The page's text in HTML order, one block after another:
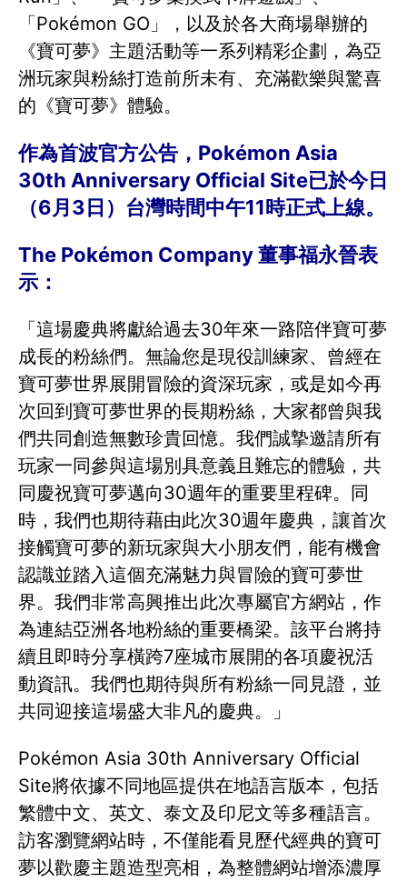
「Pokémon GO」，以及於各大商場舉辦的
《寶可夢》主題活動等一系列精彩企劃，為亞
洲玩家與粉絲打造前所未有、充滿歡樂與驚喜
的《寶可夢》體驗。
作為首波官方公告，Pokémon Asia
30th Anniversary Official Site已於今日
（6月3日）台灣時間中午11時正式上線。
The Pokémon Company 董事福永晉表
示：
「這場慶典將獻給過去30年來一路陪伴寶可夢
成長的粉絲們。無論您是現役訓練家、曾經在
寶可夢世界展開冒險的資深玩家，或是如今再
次回到寶可夢世界的長期粉絲，大家都曾與我
們共同創造無數珍貴回憶。我們誠摯邀請所有
玩家一同參與這場別具意義且難忘的體驗，共
同慶祝寶可夢邁向30週年的重要里程碑。同
時，我們也期待藉由此次30週年慶典，讓首次
接觸寶可夢的新玩家與大小朋友們，能有機會
認識並踏入這個充滿魅力與冒險的寶可夢世
界。我們非常高興推出此次專屬官方網站，作
為連結亞洲各地粉絲的重要橋梁。該平台將持
續且即時分享橫跨7座城市展開的各項慶祝活
動資訊。我們也期待與所有粉絲一同見證，並
共同迎接這場盛大非凡的慶典。」
Pokémon Asia 30th Anniversary Official
Site將依據不同地區提供在地語言版本，包括
繁體中文、英文、泰文及印尼文等多種語言。
訪客瀏覽網站時，不僅能看見歷代經典的寶可
夢以歡慶主題造型亮相，為整體網站增添濃厚